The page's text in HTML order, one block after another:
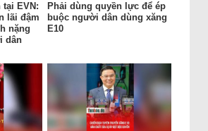
EVN:
lãi đậm
nặng
dân
Phải dùng quyền lực để ép
buộc người dân dùng xăng
E10